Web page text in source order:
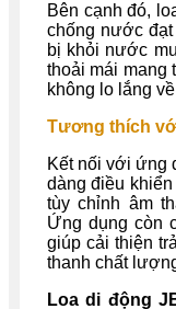
Bên cạnh đó,
chống nước đạt
bị khỏi nước
thoải mái mang
không lo lắng
Tương thích
Kết nối với ứng
dàng điều
tùy chỉnh âm
Ứng dụng còn
giúp cải thiện
thanh chất
Loa di động